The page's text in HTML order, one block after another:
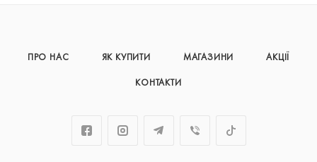
ПРО НАС ЯК КУПИТИ МАГАЗИНИ АКЦІЇ
КОНТАКТИ